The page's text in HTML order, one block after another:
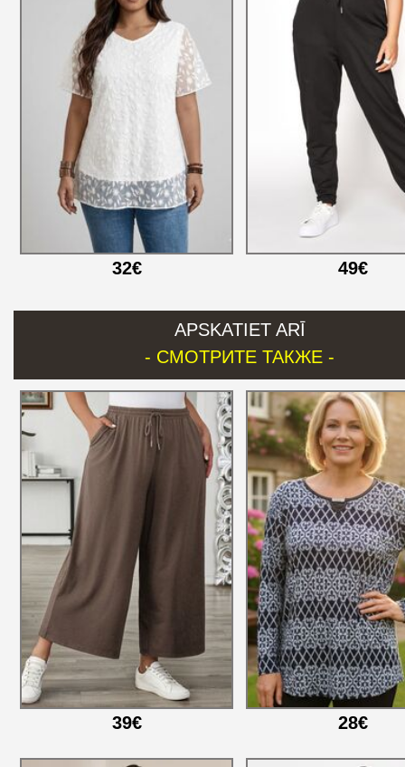
32€ 49€
APSKATIET ARĪ
- СМОТРИТЕ ТАКЖЕ -
39€ 28€